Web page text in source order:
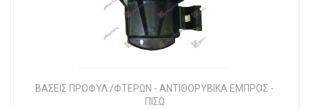
ΒΑΣΕΙΣ ΠΡΟΦΥΛ./ΦΤΕΡΩΝ - ΑΝΤΙΘΟΡΥΒΙΚΑ ΕΜΠΡΟΣ -
ΠΙΣΩ